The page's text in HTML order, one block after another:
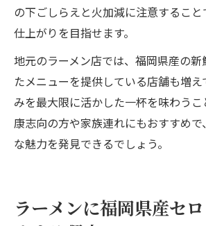
の下ごしらえと火加減に注意するこ
仕上がりを目指せます。
地元のラーメン店では、福岡県産の新
たメニューを提供している店舗も増
みを最大限に活かした一杯を味わう
康志向の方や家族連れにもおすすめ
な魅力を発見できるでしょう。
ラーメンに福岡県産セ